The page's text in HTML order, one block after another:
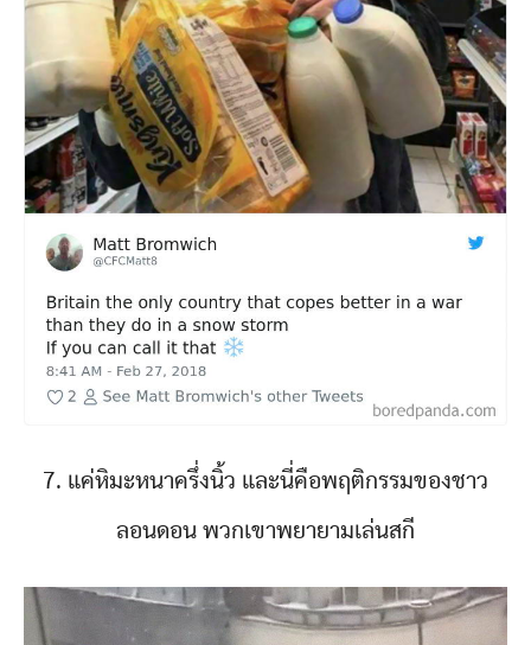
7. แค่หิมะหนาครึ่งนิ้ว และนี่คือพฤติกรรมของชาว
ลอนดอน พวกเขาพยายามเล่นสกี